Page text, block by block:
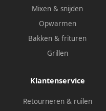
Mixen & snijden
Opwarmen
Bakken & frituren
Grillen
Klantenservice
Retourneren & ruilen